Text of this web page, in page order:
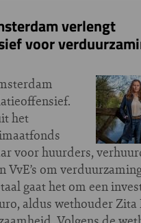
verlengt
voor
het
voor huurders,
VvE’s om
gaat het om een
aldus wethouder Zita